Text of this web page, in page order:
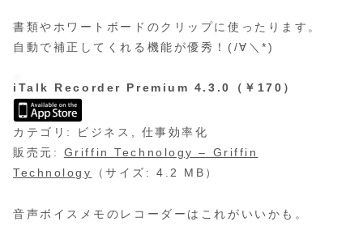
書類やホワートボードのクリップに使ったります。
自動で補正してくれる機能が優秀！(/∀＼*)
iTalk Recorder Premium 4.3.0（￥170）
カテゴリ: ビジネス, 仕事効率化
販売元: Griffin Technology – Griffin
Technology
（サイズ: 4.2 MB）
音声ボイスメモのレコーダーはこれがいいかも。